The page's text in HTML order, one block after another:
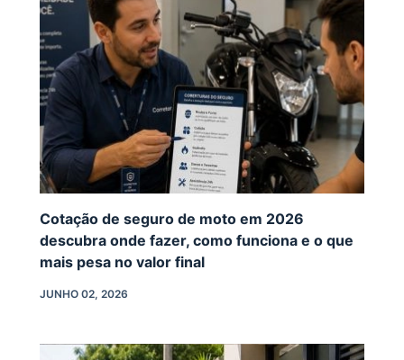
Cotação de seguro de moto em 2026
descubra onde fazer, como funciona e o que
mais pesa no valor final
JUNHO 02, 2026